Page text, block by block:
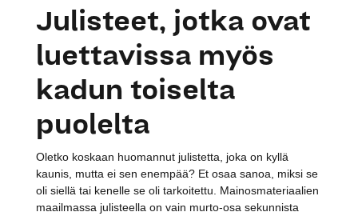
Julisteet, jotka ovat
luettavissa myös
kadun toiselta
puolelta
Oletko koskaan huomannut julistetta, joka on kyllä
kaunis, mutta ei sen enempää? Et osaa sanoa, miksi se
oli siellä tai kenelle se oli tarkoitettu. Mainosmateriaalien
maailmassa julisteella on vain murto-osa sekunnista